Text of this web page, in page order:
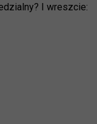
I wreszcie: